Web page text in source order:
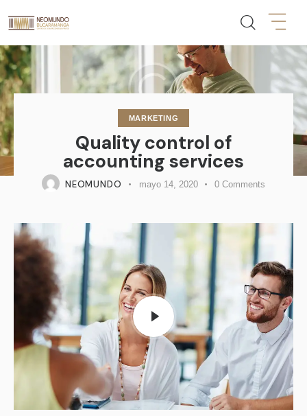
MARKETING
Quality control of
accounting services
NEOMUNDO mayo 14, 2020 0 Comments